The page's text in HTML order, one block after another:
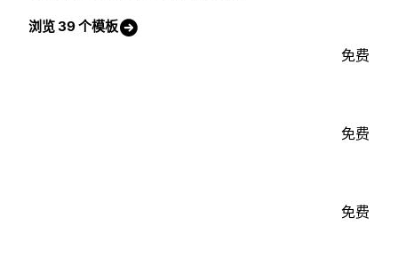
浏览 39 个模板
免费
免费
免费